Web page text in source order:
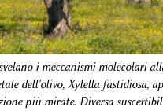
i meccanismi molecolari
dell'olivo, Xylella fastidiosa,
più mirate. Diversa